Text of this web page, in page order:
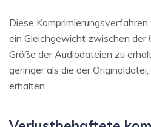
Diese
ein Gleichgewicht zwischen der
Größe der Audiodateien zu
geringer als die der
erhalten.